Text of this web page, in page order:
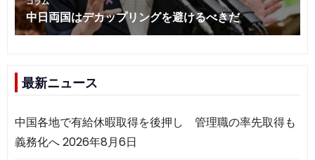
最新ニュース
中国各地で有給休暇取得を後押し 管理職の率先取得も
義務化へ2026年8月6日